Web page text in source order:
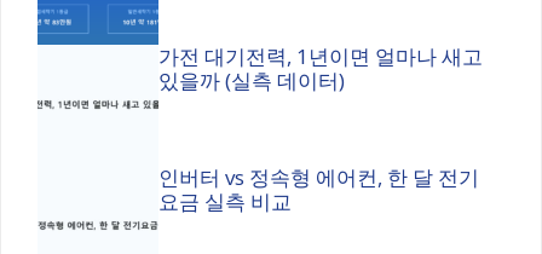
가전 대기전력, 1년이면 얼마나 새고
있을까 (실측 데이터)
인버터 vs 정속형 에어컨, 한 달 전기
요금 실측 비교